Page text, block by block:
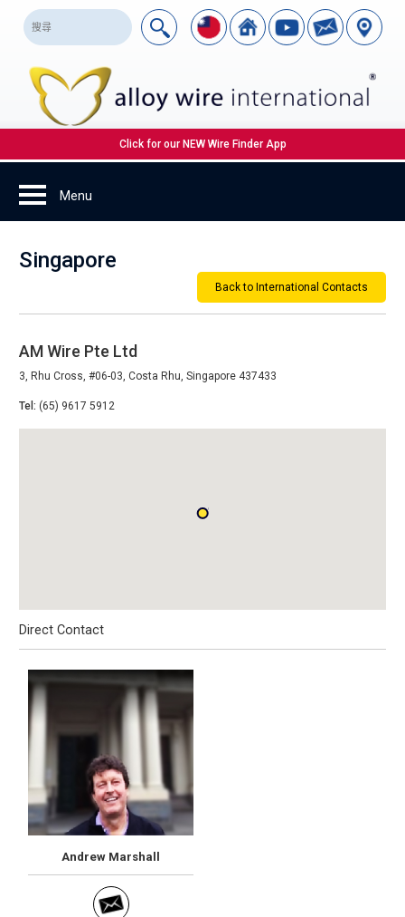
Click for our NEW Wire Finder App
Singapore
Back to International Contacts
AM Wire Pte Ltd
3, Rhu Cross, #06-03, Costa Rhu, Singapore 437433
Tel: (65) 9617 5912
Direct Contact
Andrew Marshall